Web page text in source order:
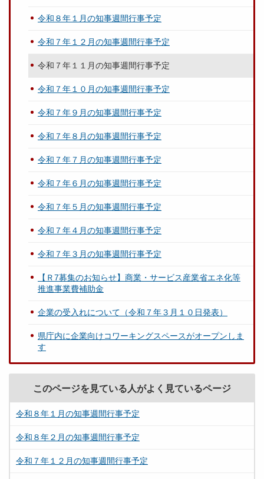
令和８年１月の知事週間行事予定
令和７年１２月の知事週間行事予定
令和７年１１月の知事週間行事予定
令和７年１０月の知事週間行事予定
令和７年９月の知事週間行事予定
令和７年８月の知事週間行事予定
令和７年７月の知事週間行事予定
令和７年６月の知事週間行事予定
令和７年５月の知事週間行事予定
令和７年４月の知事週間行事予定
令和７年３月の知事週間行事予定
【Ｒ7募集のお知らせ】商業・サービス産業省エネ化等
推進事業費補助金
企業の受入れについて（令和７年３月１０日発表）
県庁内に企業向けコワーキングスペースがオープンしま
す
このページを見ている人がよく見ているページ
令和８年１月の知事週間行事予定
令和８年２月の知事週間行事予定
令和７年１２月の知事週間行事予定